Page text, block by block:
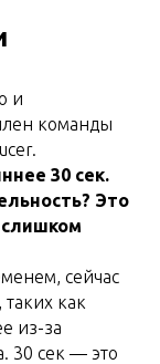
и
команды
30 сек.
Это
сейчас
как
из-за
30 сек — это